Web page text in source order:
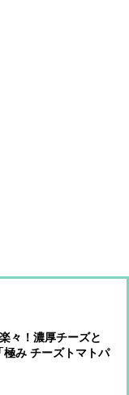
々！濃厚チーズと
極み チーズトマトパ
み ラクウマレシ